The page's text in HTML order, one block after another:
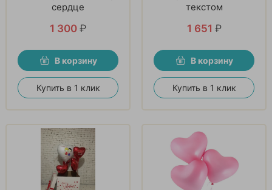
сердце
1 300 ₽
В корзину
Купить в 1 клик
текстом
1 651 ₽
В корзину
Купить в 1 клик